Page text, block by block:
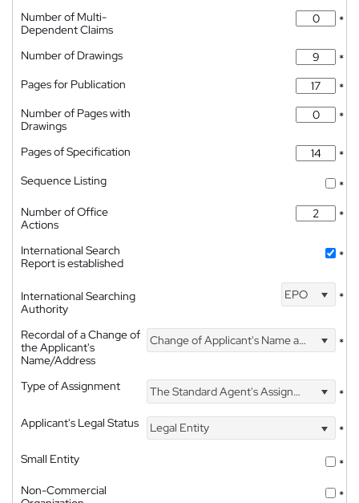
Number of Multi-
Dependent Claims
*
Number of Drawings
*
Pages for Publication
*
Number of Pages with
Drawings
*
Pages of Specification
*
Sequence Listing
*
Number of Office
Actions
*
International Search
Report is established
*
International Searching
Authority
EPO *
Recordal of a Change of
the Applicant's
Name/Address
Change of Applicant's Name and Address *
Type of Assignment The Standard Agent's Assignment
*
Applicant's Legal Status
Legal Entity
*
Small Entity
*
Non-Commercial
*